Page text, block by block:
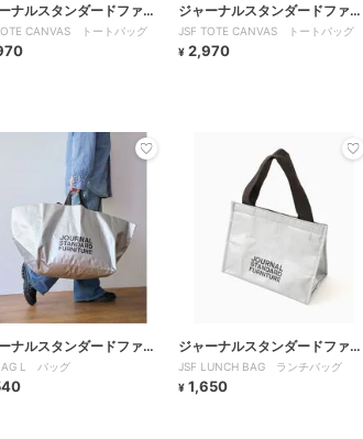
ナルスタンダードファニ
CANVAS トートバッグ
ジャーナルスタンダードファニ
チャー
JSF TOTE CANVAS トートバッグ
¥ 2,970
ナルスタンダードファニ
L バッグ
ジャーナルスタンダードファニ
チャー
JSF LUNCH BAG ランチバッグ
¥ 1,650